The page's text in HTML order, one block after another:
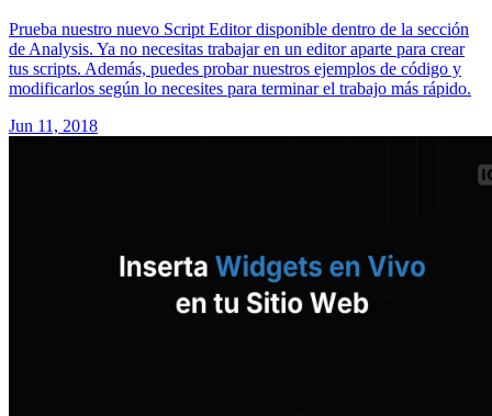
Prueba nuestro nuevo Script Editor disponible dentro de la sección
de Analysis. Ya no necesitas trabajar en un editor aparte para crear
tus scripts. Además, puedes probar nuestros ejemplos de código y
modificarlos según lo necesites para terminar el trabajo más rápido.
Jun 11, 2018